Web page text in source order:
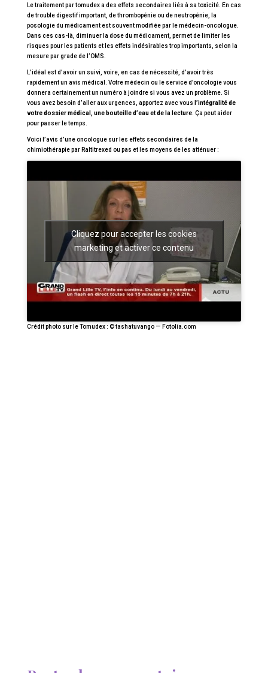
Le traitement par tomudex a des effets secondaires liés à sa toxicité. En cas
de trouble digestif important, de thrombopénie ou de neutropénie, la
posologie du médicament est souvent modifiée par le médecin-oncologue.
Dans ces cas-là, diminuer la dose du médicament, permet de limiter les
risques pour les patients et les effets indésirables trop importants, selon la
mesure par grade de l’OMS.
L’idéal est d’avoir un suivi, voire, en cas de nécessité, d’avoir très
rapidement un avis médical. Votre médecin ou le service d’oncologie vous
donnera certainement un numéro à joindre si vous avez un problème. Si
vous avez besoin d’aller aux urgences, apportez avec vous l’intégralité de
votre dossier médical, une bouteille d’eau et de la lecture. Ça peut aider
pour passer le temps.
Voici l’avis d’une oncologue sur les effets secondaires de la
chimiothérapie par Raltitrexed ou pas et les moyens de les atténuer :
Cliquez pour accepter les cookies
marketing et activer ce contenu
Crédit photo sur le Tomudex : © tashatuvango — Fotolia.com